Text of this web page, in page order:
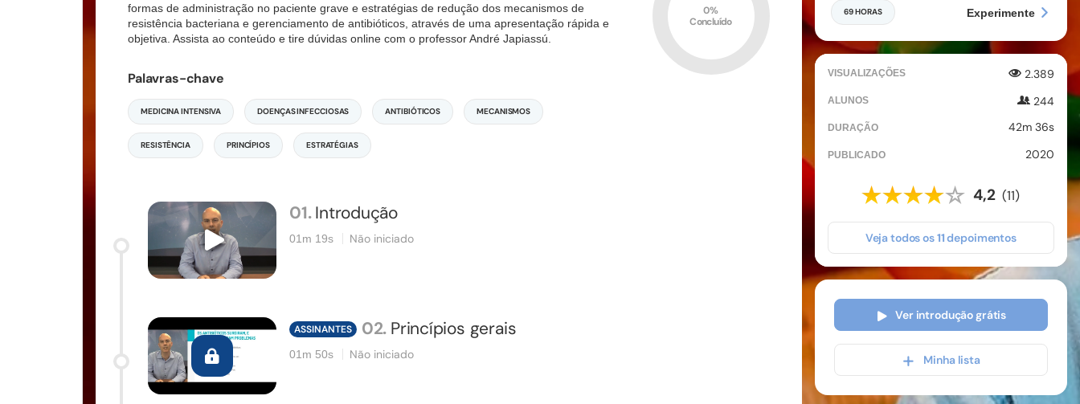
formas de administração no paciente grave e estratégias de redução dos mecanismos de
resistência bacteriana e gerenciamento de antibióticos, através de uma apresentação rápida e
objetiva. Assista ao conteúdo e tire dúvidas online com o professor André Japiassú.
Palavras-chave
MEDICINA INTENSIVA DOENÇAS INFECCIOSAS ANTIBIÓTICOS MECANISMOS
RESISTÊNCIA PRINCÍPIOS ESTRATÉGIAS
0%
Concluído
01.Introdução
01m 19s Não iniciado
ASSINANTES 02. Princípios gerais
01m 50s Não iniciado
69 HORAS Experimente
VISUALIZAÇÕES 2.389
ALUNOS 244
DURAÇÃO 42m 36s
PUBLICADO 2020
4,2 (11)
Veja todos os11depoimentos
Ver introdução grátis
Minha lista